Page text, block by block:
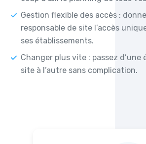
Gestion flexible des accès :
responsable de site l’accès
ses établissements.
Changer plus vite : passez d’une
site à l’autre sans complication.